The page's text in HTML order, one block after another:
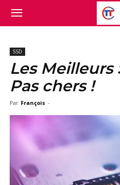
SSD
Les Meilleurs
Pas chers !
Par François -